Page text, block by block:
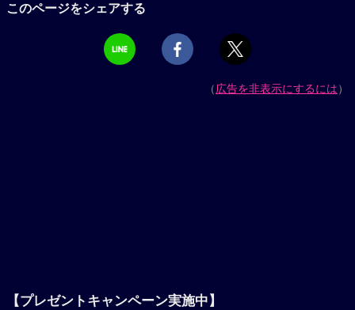
このページをシェアする
（広告を非表示にするには）
【プレゼントキャンペーン実施中】